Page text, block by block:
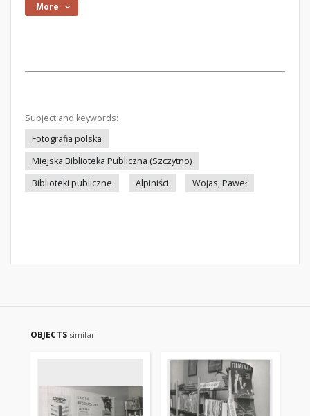
More
Subject and keywords:
Fotografia polska
Miejska Biblioteka Publiczna (Szczytno)
Biblioteki publiczne
Alpiniści Wojas, Paweł
OBJECTS similar